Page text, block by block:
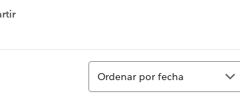
Ordenar
Ordenar por fecha